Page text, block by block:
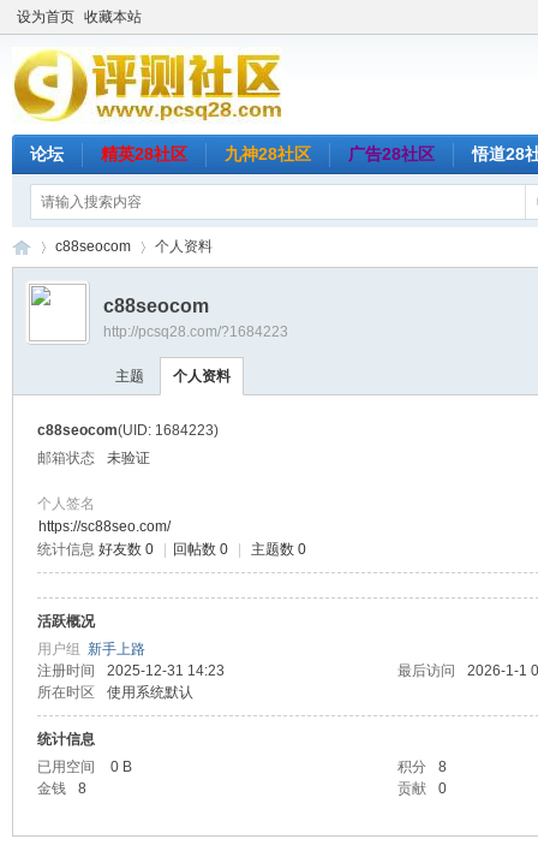
设为首页 收藏本站
论坛 精英28社区 九神28社区 广告28社区 悟道28
›
c88seocom 个人资料
c88seocom
http://pcsq28.com/?1684223
主题 个人资料
c88seocom(UID: 1684223)
邮箱状态
未验证
个人签名
https://sc88seo.com/
统计信息 好友数 0 回帖数 0 主题数 0
活跃概况
用户组 新手上路
注册时间
2025-12-31 14:23 最后访问
2026-1-1
所在时区
使用系统默认
统计信息
已用空间
0 B 积分
8
金钱
8 贡献 0